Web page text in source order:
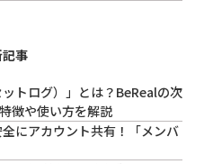
事
トログ）」とは？BeRealの次
徴や使い方を解説
にアカウント共有！「メンバ